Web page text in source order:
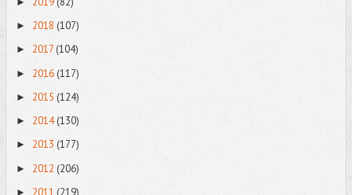
► 2018 (107)
► 2017 (104)
► 2016(117)
► 2015 (124)
► 2014(130)
► 2013 (177)
► 2012 (206)
► 2011 (219)